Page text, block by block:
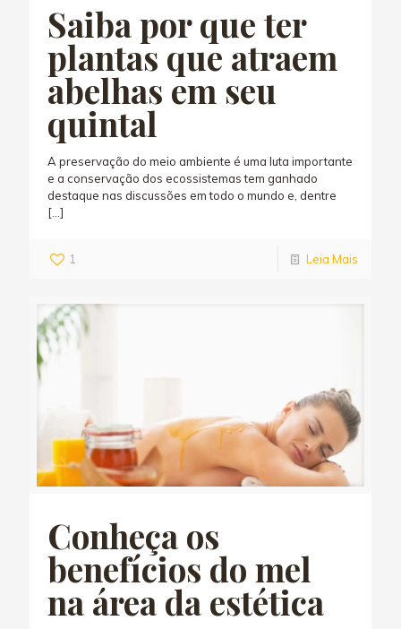
Saiba por que ter
plantas que atraem
abelhas em seu
quintal
A preservação do meio ambiente é uma luta importante
e a conservação dos ecossistemas tem ganhado
destaque nas discussões em todo o mundo e, dentre
[…]
1 Leia Mais
Conheça os
benefícios do mel
na área da estética